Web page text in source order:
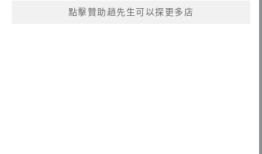
點擊贊助趙先生可以探更多店